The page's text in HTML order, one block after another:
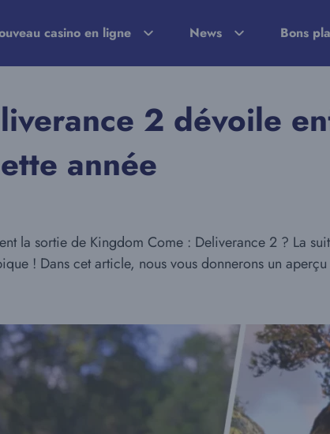
casino en ligne News Bons
2 dévoile
année
la sortie de Kingdom Come : Deliverance 2 ? La
! Dans cet article, nous vous donnerons un